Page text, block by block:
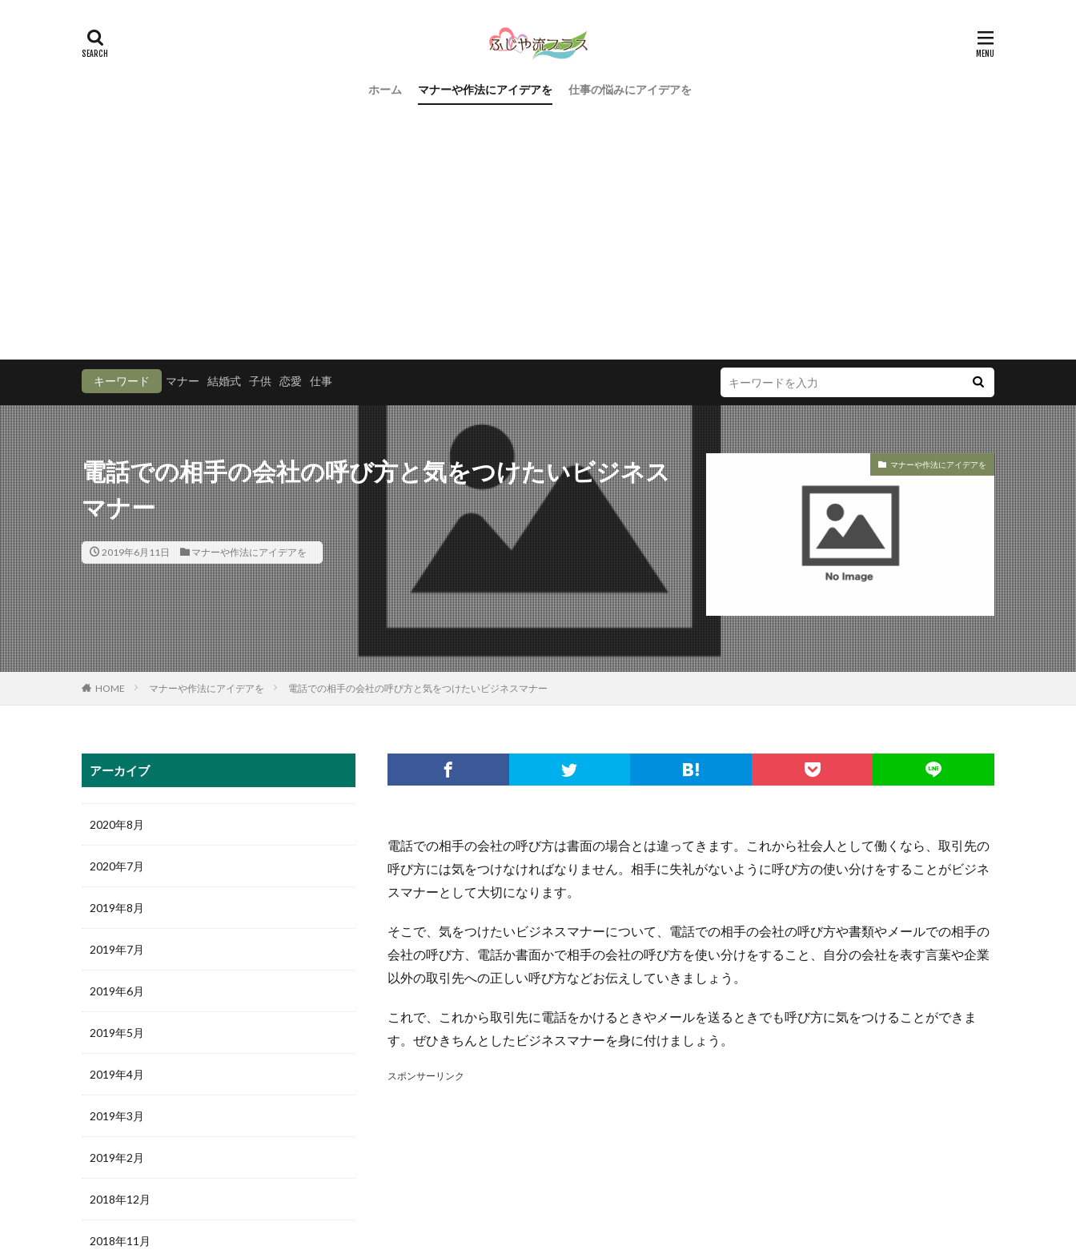
ホーム マナーや作法にアイデアを 仕事の悩みにアイデアを
キーワード マナー 結婚式 子供 恋愛 仕事
電話での相手の会社の呼び方と気をつけたいビジネス
マナー
2019年6月11日 マナーや作法にアイデアを
マナーや作法にアイデアを
HOME マナーや作法にアイデアを 電話での相手の会社の呼び方と気をつけたいビジネスマナー
電話での相手の会社の呼び方は書面の場合とは違ってきます。これから社会人として働くなら、取引先の
呼び方には気をつけなければなりません。相手に失礼がないように呼び方の使い分けをすることがビジネ
スマナーとして大切になります。
そこで、気をつけたいビジネスマナーについて、電話での相手の会社の呼び方や書類やメールでの相手の
会社の呼び方、電話か書面かで相手の会社の呼び方を使い分けをすること、自分の会社を表す言葉や企業
以外の取引先への正しい呼び方などお伝えしていきましょう。
これで、これから取引先に電話をかけるときやメールを送るときでも呼び方に気をつけることができま
す。ぜひきちんとしたビジネスマナーを身に付けましょう。
スポンサーリンク
アーカイブ
2020年8月
2020年7月
2019年8月
2019年7月
2019年6月
2019年5月
2019年4月
2019年3月
2019年2月
2018年12月
2018年11月